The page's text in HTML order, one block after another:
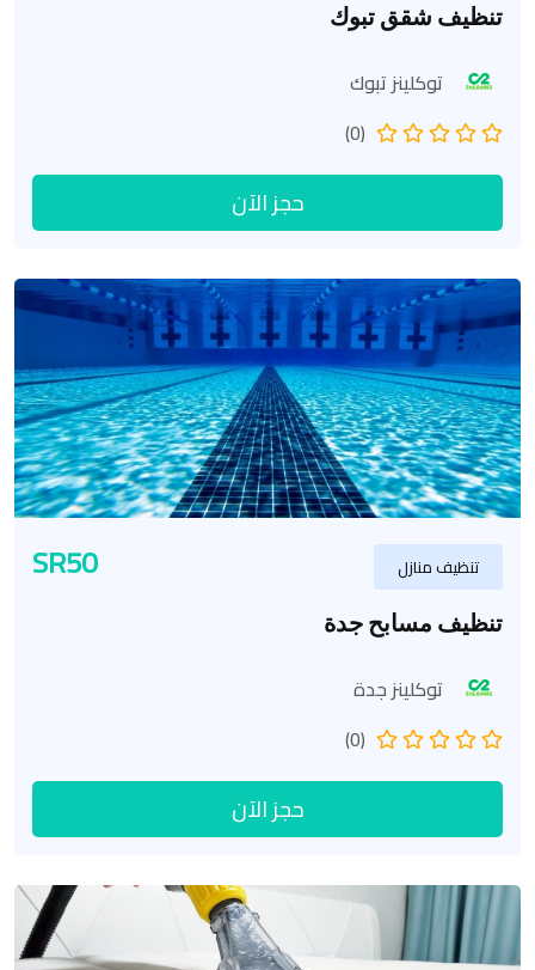
تنظيف شقق تبوك
توكلينز تبوك
(0)
حجز الآن
تنظيف منازل SR50
تنظيف مسابح جدة
توكلينز جدة
(0)
حجز الآن